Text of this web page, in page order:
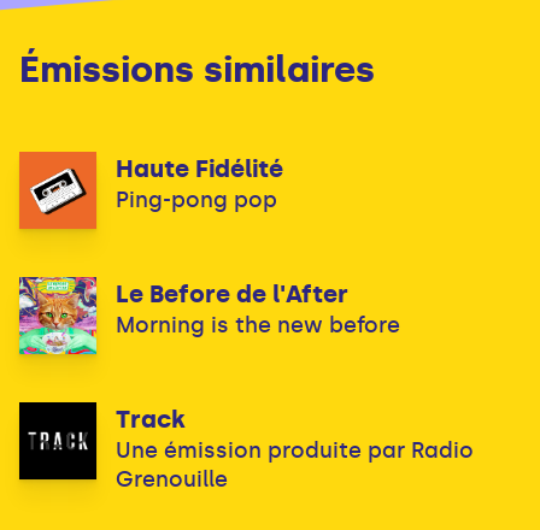
Émissions similaires
Haute Fidélité
Ping-pong pop
Le Before de l'After
Morning is the new before
Track
Une émission produite par Radio
Grenouille